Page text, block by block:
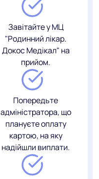
Завітайте у МЦ
"Родинний лікар.
Докос Медікал" на
прийом.
Попередьте
адміністратора, що
плануєте оплату
картою, на яку
надійшли виплати.